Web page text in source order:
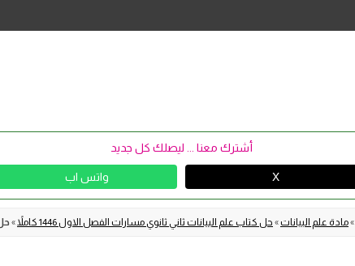
أشترك معنا ... ليصلك كل جديد
X واتس اب
»مادة علم البيانات» حل كتاب علم البيانات ثاني ثانوي مسارات الفصل الاول 1446 كاملاً »